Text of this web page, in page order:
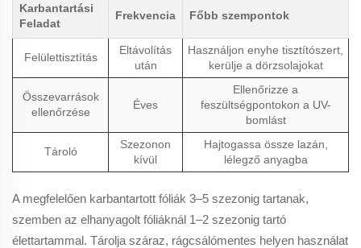
Karbantartási
Feladat
Frekvencia Főbb szempontok
Felülettisztítás
Eltávolítás
után
Használjon enyhe tisztítószert,
kerülje a dörzsolajokat
Összevarrások
ellenőrzése
Éves
Ellenőrizze a
feszültségpontokon a UV-
bomlást
Tároló
Szezonon
kívül
Hajtogassa össze lazán,
lélegző anyagba
A megfelelően karbantartott fóliák 3–5 szezonig tartanak,
szemben az elhanyagolt fóliáknál 1–2 szezonig tartó
élettartammal. Tárolja száraz, rágcsálómentes helyen használat